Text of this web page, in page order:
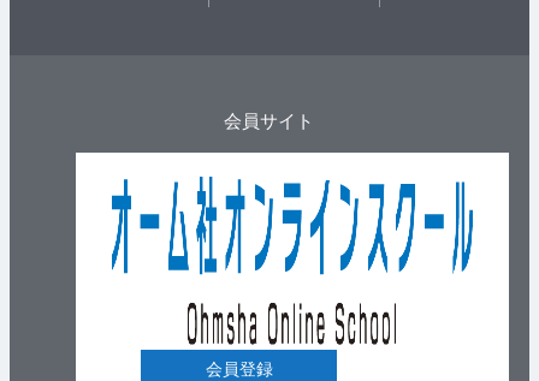
会員サイト
会員登録